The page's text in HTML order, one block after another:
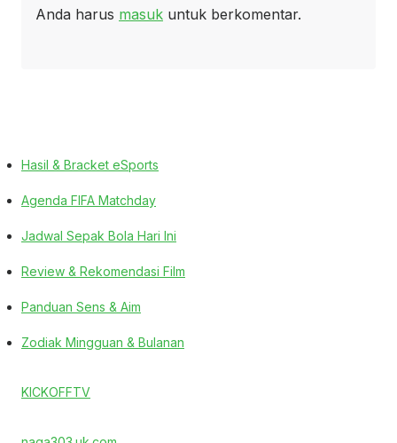
Anda harus masuk untuk berkomentar.
Hasil & Bracket eSports
Agenda FIFA Matchday
Jadwal Sepak Bola Hari Ini
Review & Rekomendasi Film
Panduan Sens & Aim
Zodiak Mingguan & Bulanan
KICKOFFTV